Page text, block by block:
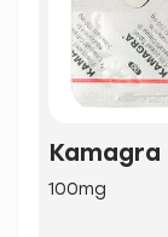
Kamagra
100mg